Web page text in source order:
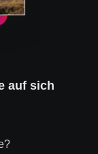
auf sich